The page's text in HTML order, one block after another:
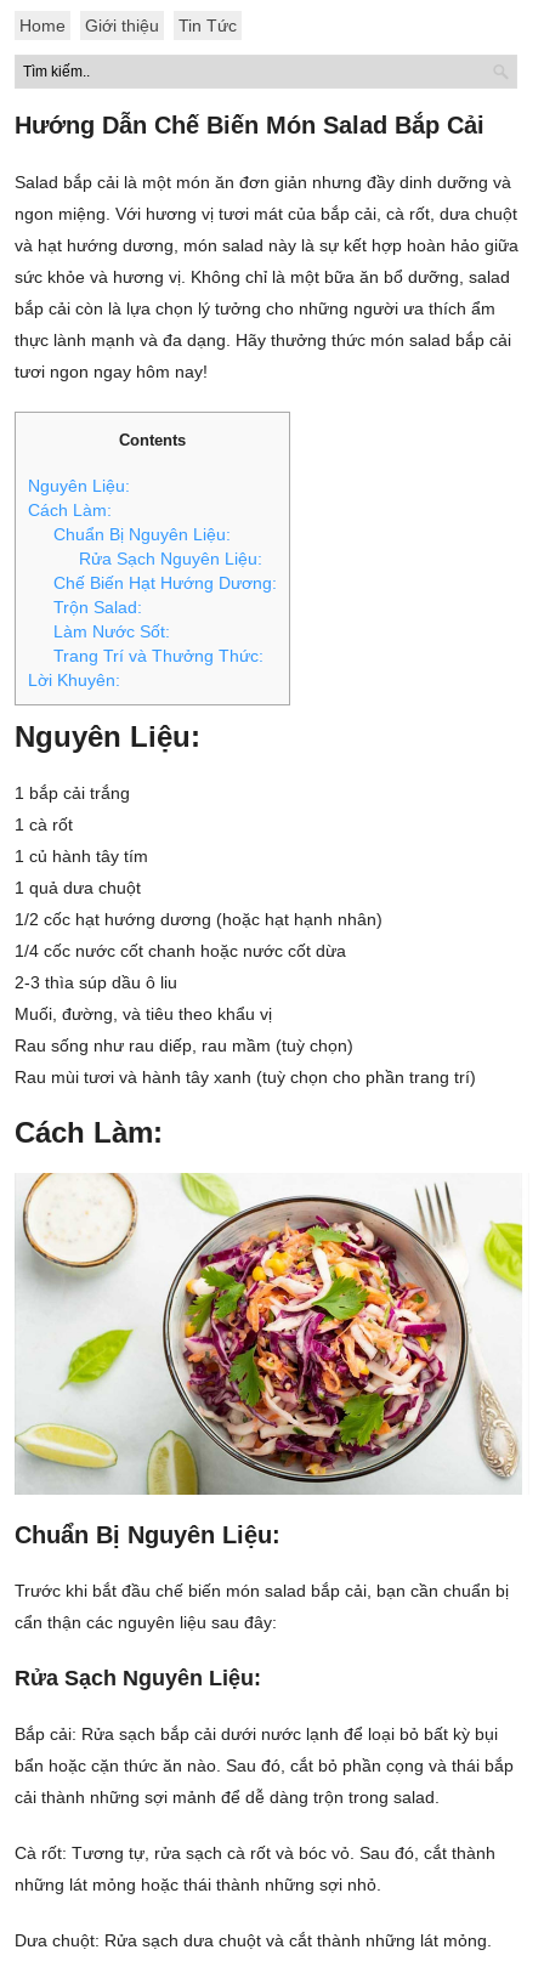
Home Giới thiệu Tin Tức
Hướng Dẫn Chế Biến Món Salad Bắp Cải
Salad bắp cải là một món ăn đơn giản nhưng đầy dinh dưỡng và
ngon miệng. Với hương vị tươi mát của bắp cải, cà rốt, dưa chuột
và hạt hướng dương, món salad này là sự kết hợp hoàn hảo giữa
sức khỏe và hương vị. Không chỉ là một bữa ăn bổ dưỡng, salad
bắp cải còn là lựa chọn lý tưởng cho những người ưa thích ẩm
thực lành mạnh và đa dạng. Hãy thưởng thức món salad bắp cải
tươi ngon ngay hôm nay!
Contents
Nguyên Liệu:
Cách Làm:
Chuẩn Bị Nguyên Liệu:
Rửa Sạch Nguyên Liệu:
Chế Biến Hạt Hướng Dương:
Trộn Salad:
Làm Nước Sốt:
Trang Trí và Thưởng Thức:
Lời Khuyên:
Nguyên Liệu:
1 bắp cải trắng
1 cà rốt
1 củ hành tây tím
1 quả dưa chuột
1/2 cốc hạt hướng dương (hoặc hạt hạnh nhân)
1/4 cốc nước cốt chanh hoặc nước cốt dừa
2-3 thìa súp dầu ô liu
Muối, đường, và tiêu theo khẩu vị
Rau sống như rau diếp, rau mầm (tuỳ chọn)
Rau mùi tươi và hành tây xanh (tuỳ chọn cho phần trang trí)
Cách Làm:
Chuẩn Bị Nguyên Liệu:
Trước khi bắt đầu chế biến món salad bắp cải, bạn cần chuẩn bị
cẩn thận các nguyên liệu sau đây:
Rửa Sạch Nguyên Liệu:
Bắp cải: Rửa sạch bắp cải dưới nước lạnh để loại bỏ bất kỳ bụi
bẩn hoặc cặn thức ăn nào. Sau đó, cắt bỏ phần cọng và thái bắp
cải thành những sợi mảnh để dễ dàng trộn trong salad.
Cà rốt: Tương tự, rửa sạch cà rốt và bóc vỏ. Sau đó, cắt thành
những lát mỏng hoặc thái thành những sợi nhỏ.
Dưa chuột: Rửa sạch dưa chuột và cắt thành những lát mỏng.